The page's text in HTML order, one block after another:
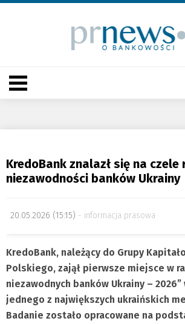
KredoBank znalazł się na czele
niezawodności banków Ukrainy
20.05.2026 (15:15) informacja prasowa
KredoBank, należący do Grupy
Polskiego, zajął pierwsze miejsce w
niezawodnych banków Ukrainy – 2026
jednego z największych ukraińskich
Badanie zostało opracowane na